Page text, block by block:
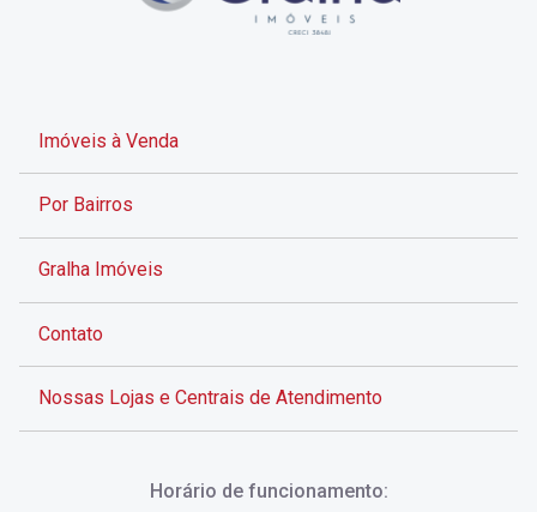
Imóveis à Venda
Por Bairros
Gralha Imóveis
Contato
Nossas Lojas e Centrais de Atendimento
Horário de funcionamento: